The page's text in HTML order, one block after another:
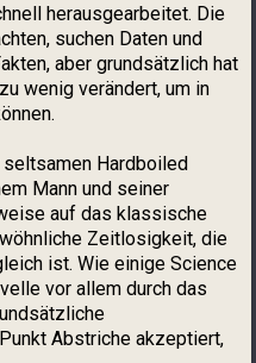
herausgearbeitet. Die
suchen Daten und
aber grundsätzlich hat
wenig verändert, um in
Hardboiled
Mann und seiner
auf das klassische
Zeitlosigkeit, die
ist. Wie einige Science
vor allem durch das
Abstriche akzeptiert,